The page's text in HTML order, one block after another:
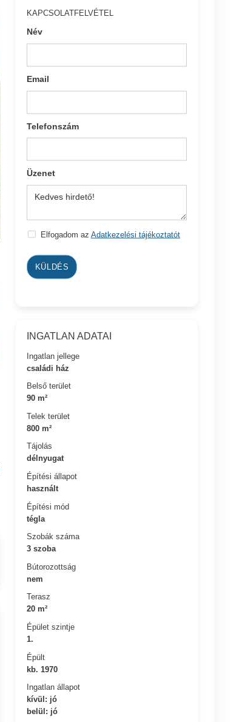
KAPCSOLATFELVÉTEL
Név
Email
Telefonszám
Üzenet
Elfogadom az Adatkezelési tájékoztatót
KÜLDÉS
INGATLAN ADATAI
Ingatlan jellege
családi ház
Belső terület
90 m²
Telek terület
800 m²
Tájolás
délnyugat
Építési állapot
használt
Építési mód
tégla
Szobák száma
3 szoba
Bútorozottság
nem
Terasz
20 m²
Épület szintje
1.
Épült
kb. 1970
Ingatlan állapot
kívül: jó
belül: jó